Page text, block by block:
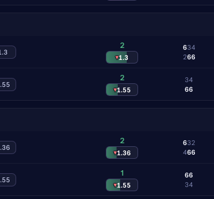
2
▾1.3
6
2
3
6
4
6
2
▾1.55
3
6
4
6
2
▾1.36
6
4
3
6
2
6
1
▾1.55
6
3
6
4